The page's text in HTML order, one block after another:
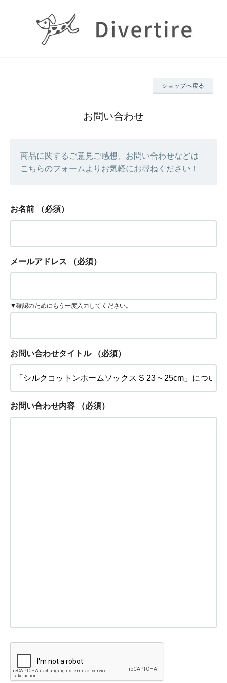
ショップへ戻る
お問い合わせ
商品に関するご意見ご感想、お問い合わせなどは
こちらのフォームよりお気軽にお尋ねください！
お名前 （必須）
メールアドレス （必須）
▼確認のためにもう一度入力してください。
お問い合わせタイトル （必須）
お問い合わせ内容 （必須）